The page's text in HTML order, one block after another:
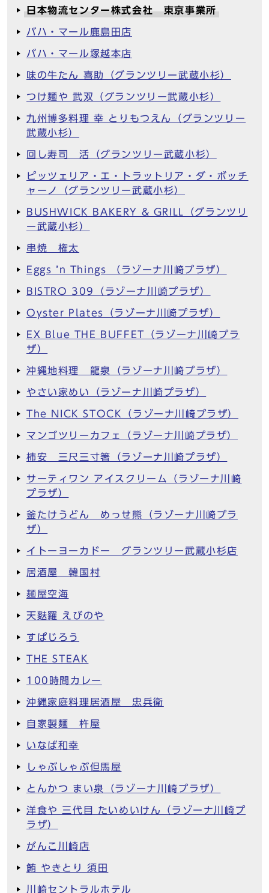
日本物流センター株式会社 東京事業所
バハ・マール鹿島田店
バハ・マール塚越本店
味の牛たん 喜助（グランツリー武蔵小杉）
つけ麺や 武双（グランツリー武蔵小杉）
九州博多料理 幸 とりもつえん（グランツリー
武蔵小杉）
回し寿司 活（グランツリー武蔵小杉）
ピッツェリア・エ・トラットリア・ダ・ボッチ
ャーノ（グランツリー武蔵小杉）
BUSHWICK BAKERY & GRILL（グランツリ
ー武蔵小杉）
串焼 権太
Eggs ’n Things （ラゾーナ川崎プラザ）
BISTRO 309（ラゾーナ川崎プラザ）
Oyster Plates（ラゾーナ川崎プラザ）
EX Blue THE BUFFET（ラゾーナ川崎プラ
ザ）
沖縄地料理 龍泉（ラゾーナ川崎プラザ）
やさい家めい（ラゾーナ川崎プラザ）
The NICK STOCK（ラゾーナ川崎プラザ）
マンゴツリーカフェ（ラゾーナ川崎プラザ）
柿安 三尺三寸箸（ラゾーナ川崎プラザ）
サーティワン アイスクリーム（ラゾーナ川崎
プラザ）
釜たけうどん めっせ熊（ラゾーナ川崎プラ
ザ）
イトーヨーカドー グランツリー武蔵小杉店
居酒屋 韓国村
麺屋空海
天麩羅 えびのや
すぱじろう
THE STEAK
100時間カレー
沖縄家庭料理居酒屋 忠兵衛
自家製麺 杵屋
いなば和幸
しゃぶしゃぶ但馬屋
とんかつ まい泉（ラゾーナ川崎プラザ）
洋食や 三代目 たいめいけん（ラゾーナ川崎プ
ラザ）
がんこ川崎店
鮪 やきとり 須田
川崎セントラルホテル